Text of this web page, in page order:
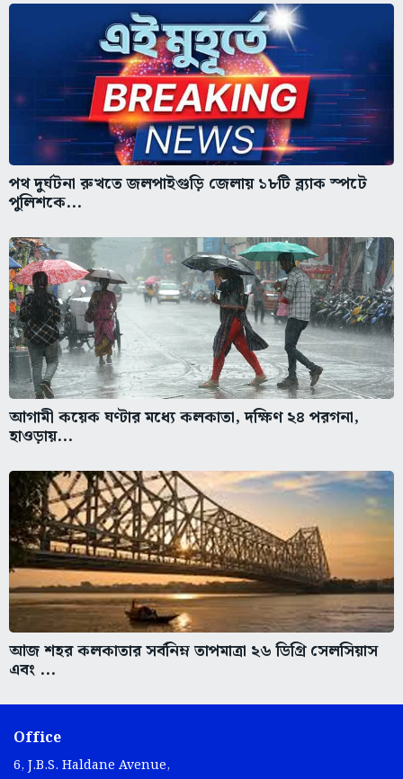
পথ দুর্ঘটনা রুখতে জলপাইগুড়ি জেলায় ১৮টি ব্ল্যাক স্পটে
পুলিশকে...
আগামী কয়েক ঘণ্টার মধ্যে কলকাতা, দক্ষিণ ২৪ পরগনা,
হাওড়ায়...
আজ শহর কলকাতার সর্বনিম্ন তাপমাত্রা ২৬ ডিগ্রি সেলসিয়াস
এবং ...
Office
6, J.B.S. Haldane Avenue,